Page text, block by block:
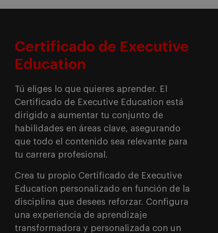
Certificado de Executive
Education
Tú eliges lo que quieres aprender. El
Certificado de Executive Education está
dirigido a aumentar tu conjunto de
habilidades en áreas clave, asegurando
que todo el contenido sea relevante para
tu carrera profesional.
Crea tu propio Certificado de Executive
Education personalizado en función de la
disciplina que desees reforzar. Configura
una experiencia de aprendizaje
transformadora y personalizada con un